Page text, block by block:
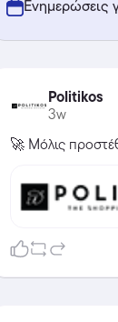
Extra -40%
Ενημερώσεις
Politikos
3w
🚀 Μόλις